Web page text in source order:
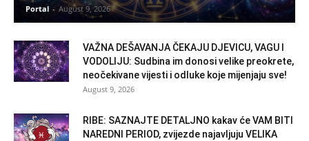
Portal - August 9, 2026
VAŽNA DEŠAVANJA ČEKAJU DJEVICU, VAGU I
VODOLIJU: Sudbina im donosi velike preokrete,
neočekivane vijesti i odluke koje mijenjaju sve!
August 9, 2026
RIBE: SAZNAJTE DETALJNO kakav će VAM BITI
NAREDNI PERIOD, zvijezde najavljuju VELIKA